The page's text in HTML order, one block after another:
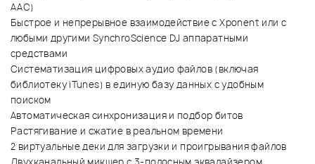
AAC)
Быстрое и непрерывное взаимодействие с Xponent или с
любыми другими SynchroScience DJ аппаратными
средствами
Систематизация цифровых аудио файлов (включая
библиотеку iTunes) в единую базу данных с удобным
поиском
Автоматическая синхронизация и подбор битов
Растягивание и сжатие в реальном времени
2 виртуальные деки для загрузки и проигрывания файлов